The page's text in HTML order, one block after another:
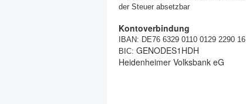
der Steuer absetzbar
Kontoverbindung
IBAN: DE76 6329 0110 0129 2290 16
BIC: GENODES1HDH
Heidenheimer Volksbank eG